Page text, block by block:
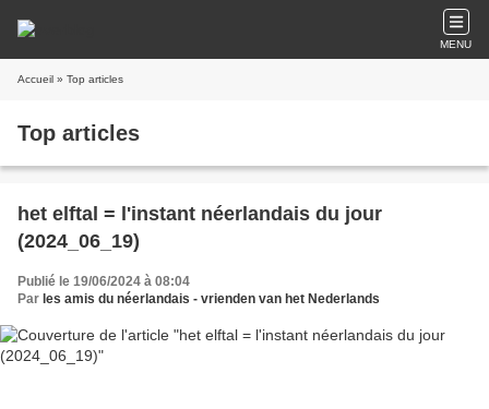
MENU
Accueil » Top articles
Top articles
het elftal = l'instant néerlandais du jour
(2024_06_19)
Publié le 19/06/2024 à 08:04
Par les amis du néerlandais - vrienden van het Nederlands